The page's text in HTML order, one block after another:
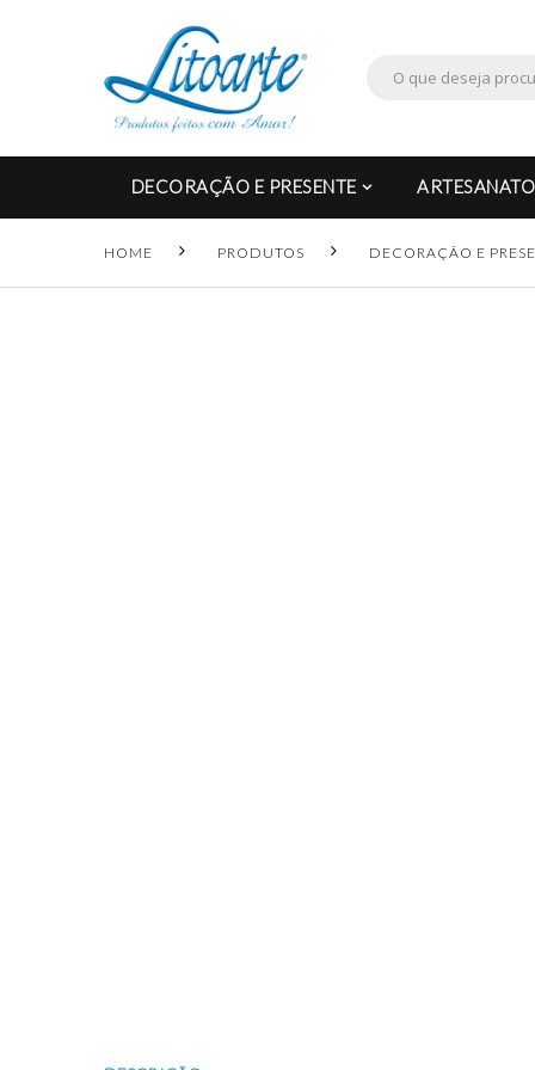
DECORAÇÃO E PRESENTE ARTESANATO
HOME PRODUTOS DECORAÇÃO E